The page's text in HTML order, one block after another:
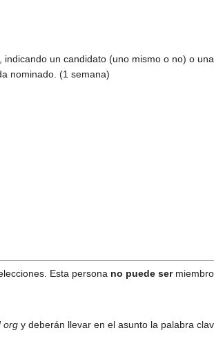
un candidato (uno mismo o no) o
nominado. (1 semana)
Esta persona no puede ser
org y deberán llevar en el asunto la palabra